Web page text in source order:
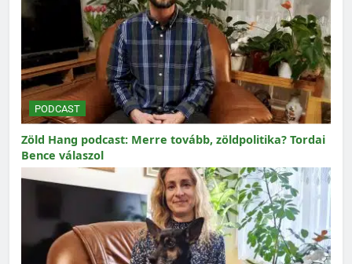
PODCAST
Zöld Hang podcast: Merre tovább, zöldpolitika? Tordai
Bence válaszol